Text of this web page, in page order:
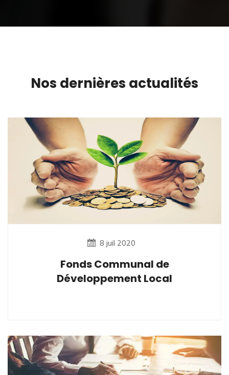
Nos dernières actualités
8 juil 2020
Fonds Communal de
Développement Local